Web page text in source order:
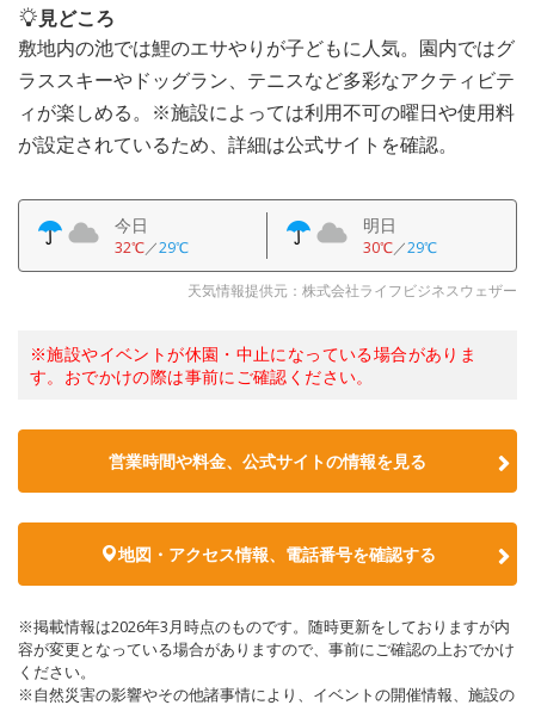
見どころ
敷地内の池では鯉のエサやりが子どもに人気。園内ではグ
ラススキーやドッグラン、テニスなど多彩なアクティビテ
ィが楽しめる。※施設によっては利用不可の曜日や使用料
が設定されているため、詳細は公式サイトを確認。
今日
32℃／29℃
明日
30℃／29℃
天気情報提供元：株式会社ライフビジネスウェザー
※施設やイベントが休園・中止になっている場合がありま
す。おでかけの際は事前にご確認ください。
営業時間や料金、公式サイトの情報を見る
地図・アクセス情報、電話番号を確認する
※掲載情報は2026年3月時点のものです。随時更新をしておりますが内
容が変更となっている場合がありますので、事前にご確認の上おでかけ
ください。
※自然災害の影響やその他諸事情により、イベントの開催情報、施設の